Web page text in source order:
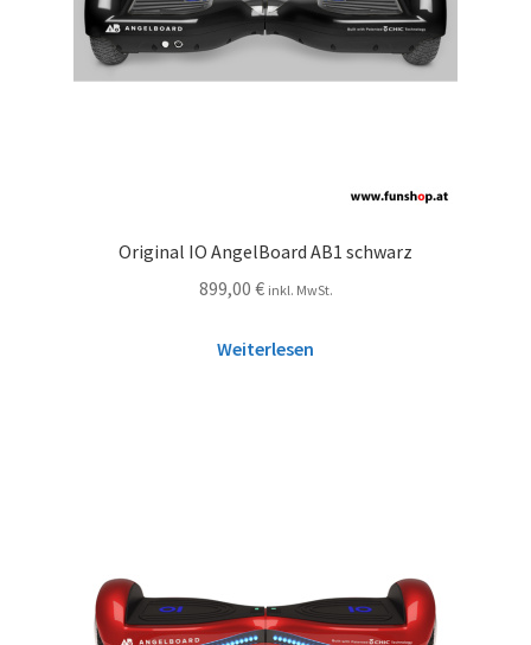
Original IO AngelBoard AB1 schwarz
899,00 € inkl. MwSt.
Weiterlesen